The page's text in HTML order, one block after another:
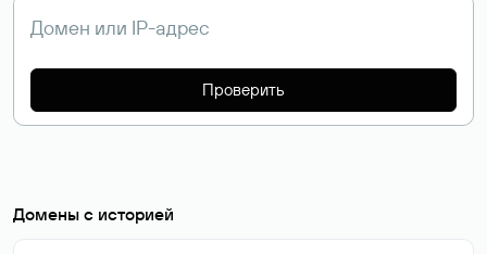
Проверить
Домены с историей